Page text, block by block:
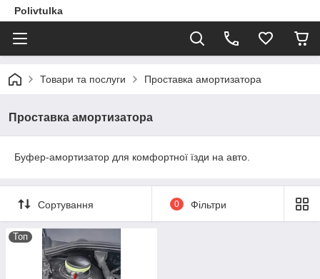
Polivtulka
Товари та послуги Проставка амортизатора
Проставка амортизатора
Буфер-амортизатор для комфортної їзди на авто.
Сортування 0 Фільтри
Топ